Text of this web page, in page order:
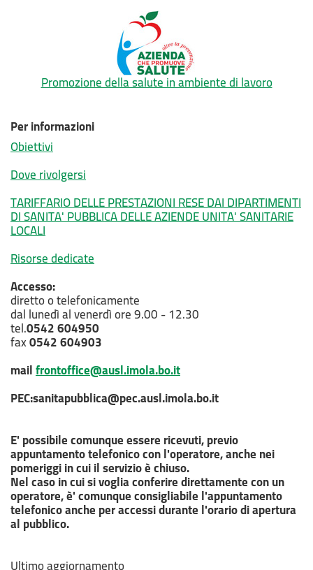
Promozione della salute in ambiente di lavoro
Per informazioni
Obiettivi
Dove rivolgersi
TARIFFARIO DELLE PRESTAZIONI RESE DAI DIPARTIMENTI
DI SANITA' PUBBLICA DELLE AZIENDE UNITA' SANITARIE
LOCALI
Risorse dedicate
Accesso:
diretto o telefonicamente
dal lunedì al venerdì ore 9.00 - 12.30
tel.0542 604950
fax0542 604903
mailfrontoffice@ausl.imola.bo.it
PEC:sanitapubblica@pec.ausl.imola.bo.it
E' possibile comunque essere ricevuti, previo
appuntamento telefonico con l'operatore, anche nei
pomeriggi in cui il servizio è chiuso.
Nel caso in cui si voglia conferire direttamente con un
operatore, è' comunque consigliabile l'appuntamento
telefonico anche per accessi durante l'orario di apertura
al pubblico.